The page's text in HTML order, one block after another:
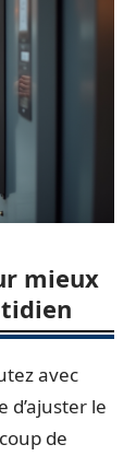
mieux
avec
d’ajuster le
de